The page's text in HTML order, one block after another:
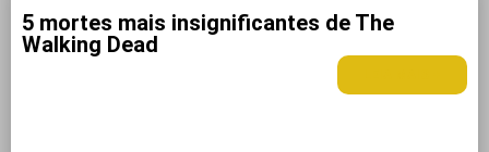
5 mortes mais insignificantes de The
Walking Dead